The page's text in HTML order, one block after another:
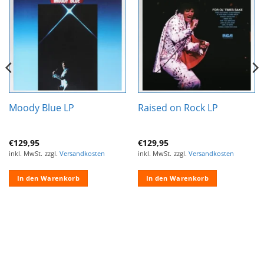
Zur
Wunschliste
hinzufügen
Moody Blue LP
€129,95
inkl. MwSt. zzgl. Versandkosten
In den Warenkorb
Zur
Wunschliste
hinzufügen
Raised on Rock LP
€129,95
inkl. MwSt. zzgl. Versandkosten
In den Warenkorb